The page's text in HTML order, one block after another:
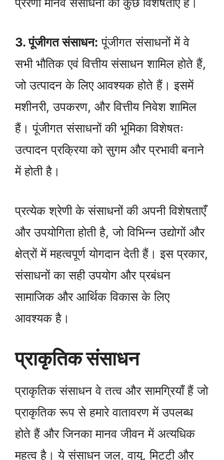
3. पूंजीगत संसाधन: पूंजीगत संसाधनों में वे
सभी भौतिक एवं वित्तीय संसाधन शामिल होते हैं,
जो उत्पादन के लिए आवश्यक होते हैं। इसमें
मशीनरी, उपकरण, और वित्तीय निवेश शामिल
हैं। पूंजीगत संसाधनों की भूमिका विशेषतः
उत्पादन प्रक्रिया को सुगम और प्रभावी बनाने
में होती है।
प्रत्येक श्रेणी के संसाधनों की अपनी विशेषताएँ
और उपयोगिता होती है, जो विभिन्न उद्योगों और
क्षेत्रों में महत्वपूर्ण योगदान देती हैं। इस प्रकार,
संसाधनों का सही उपयोग और प्रबंधन
सामाजिक और आर्थिक विकास के लिए
आवश्यक है।
प्राकृतिक संसाधन
प्राकृतिक संसाधन वे तत्व और सामग्रियाँ हैं जो
प्राकृतिक रूप से हमारे वातावरण में उपलब्ध
होते हैं और जिनका मानव जीवन में अत्यधिक
महत्व है। ये संसाधन जल, वायु, मिट्टी और